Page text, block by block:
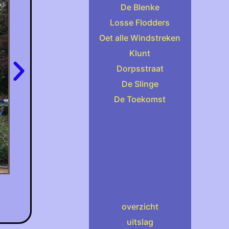
De Blenke
Losse Flodders
Oet alle Windstreken
Klunt
Dorpsstraat
De Slinge
De Toekomst
overzicht
uitslag